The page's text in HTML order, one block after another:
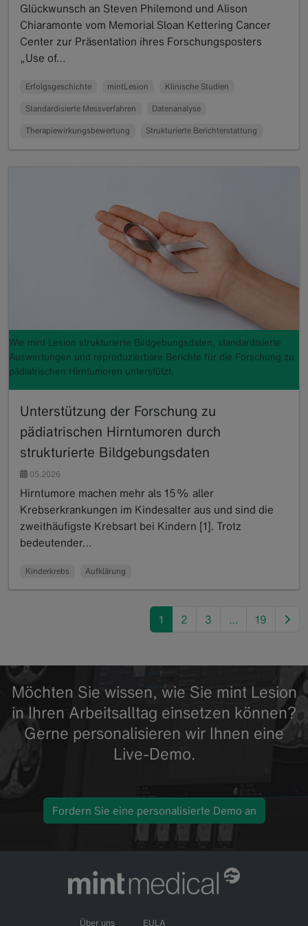
Glückwunsch an Steven Philemond und Alison
Chiaramonte vom Memorial Sloan Kettering Cancer
Center zur Präsentation ihres Forschungsposters
„Use of…
Erfolgsgeschichte mintLesion Klinische Studien
Standardisierte Messverfahren Datenanalyse
Therapiewirkungsbewertung Strukturierte Berichterstattung
Wie mint Lesion strukturierte Bildgebungsdaten, standardisierte
Auswertungen und reproduzierbare Berichte für die Forschung zu
pädiatrischen Hirntumoren unterstützt.
Unterstützung der Forschung zu
pädiatrischen Hirntumoren durch
strukturierte Bildgebungsdaten
05.2026
Hirntumore machen mehr als 15% aller
Krebserkrankungen im Kindesalter aus und sind die
zweithäufigste Krebsart bei Kindern [1]. Trotz
bedeutender…
Kinderkrebs Aufklärung
1 2 3 … 19
Möchten Sie wissen, wie Sie mint Lesion
in Ihren Arbeitsalltag einsetzen können?
Gerne personalisieren wir Ihnen eine
Live-Demo.
Fordern Sie eine personalisierte Demo an
Über uns EULA